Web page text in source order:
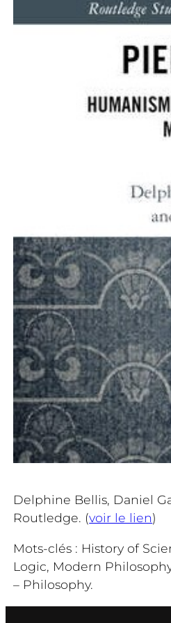
Delphine Bellis, Daniel
Routledge. (voir le lien)
Mots-clés : History of
Logic, Modern
– Philosophy.